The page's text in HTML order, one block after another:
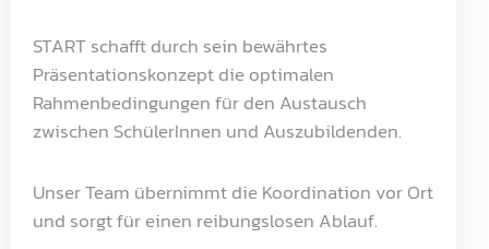
START schafft durch sein bewährtes
Präsentationskonzept die optimalen
Rahmenbedingungen für den Austausch
zwischen SchülerInnen und Auszubildenden.
Unser Team übernimmt die Koordination vor Ort
und sorgt für einen reibungslosen Ablauf.